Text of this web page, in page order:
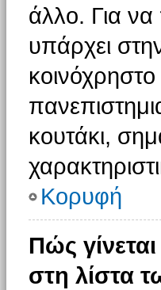
άλλο. Για να
υπάρχει
κουτάκι,
Κορυφή
Πώς
στη λίστα